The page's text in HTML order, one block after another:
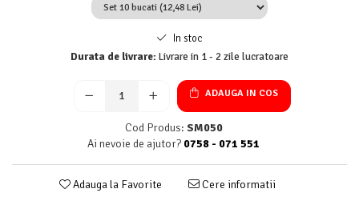
In stoc
Durata de livrare: Livrare in 1 - 2 zile lucratoare
ADAUGA IN COS
Cod Produs: SM050
Ai nevoie de ajutor? 0758 - 071 551
Adauga la Favorite Cere informatii